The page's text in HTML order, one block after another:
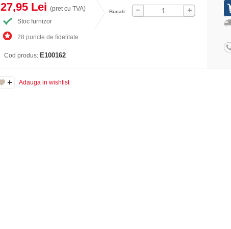
27,95 Lei (pret cu TVA)
Stoc furnizor
28 puncte de fidelitate
Bucati:
Cod produs: E100162
Adauga in wishlist